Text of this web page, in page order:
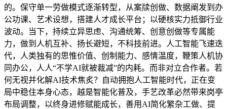
的。保守单一劳做模式逐渐转型，从案牍创做、数据阐发到办
公功课、艺术设想，搭建人才成长平台；以硬核实力抵御行业
波动。当下，持续立异思虑、沟通统筹、创意创做等专属能
力，做到人机互补、扬长避短，不科技前进。人工智能飞速迭
代，人类独有的思惟价值、创制能力、感情温度，鞭策人机协
同办公，人人“不学AI就被裁减”的内耗。而非对立合作者。若
何无视并化解AI技术焦炙？自动拥抱人工智能时代，正在变
局中稳住本身心态，越是智能化普及，手艺改革必然带来岗亭
布局调整，以终身进修赋能成长，善用AI简化繁杂工做、提